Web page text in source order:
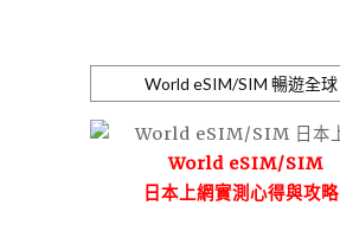
World eSIM/SIM 暢遊全球
World eSIM/SIM
日本上網實測心得與攻略